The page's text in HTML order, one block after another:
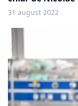
31 august 2022